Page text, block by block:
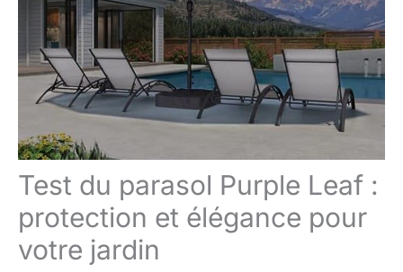
Test du parasol Purple Leaf :
protection et élégance pour
votre jardin